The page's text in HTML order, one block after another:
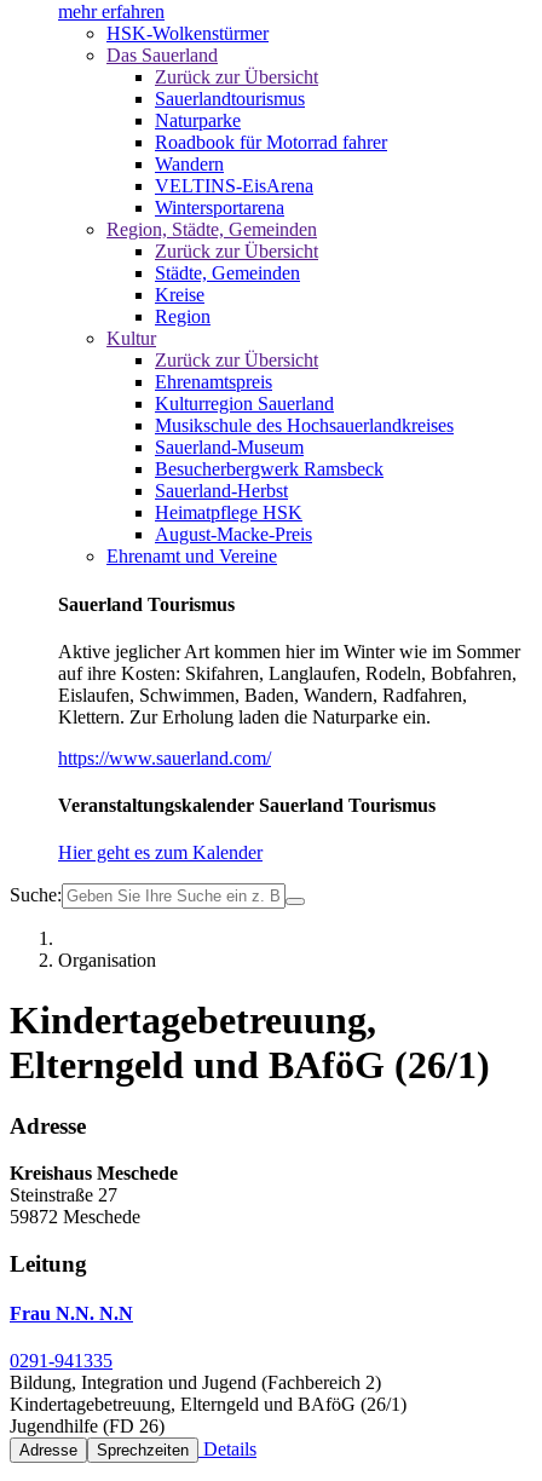
mehr erfahren
HSK-Wolkenstürmer
Das Sauerland
Zurück zur Übersicht
Sauerlandtourismus
Naturparke
Roadbook für Motorrad fahrer
Wandern
VELTINS-EisArena
Wintersportarena
Region, Städte, Gemeinden
Zurück zur Übersicht
Städte, Gemeinden
Kreise
Region
Kultur
Zurück zur Übersicht
Ehrenamtspreis
Kulturregion Sauerland
Musikschule des Hochsauerlandkreises
Sauerland-Museum
Besucherbergwerk Ramsbeck
Sauerland-Herbst
Heimatpflege HSK
August-Macke-Preis
Ehrenamt und Vereine
Sauerland Tourismus
Aktive jeglicher Art kommen hier im Winter wie im Sommer
auf ihre Kosten: Skifahren, Langlaufen, Rodeln, Bobfahren,
Eislaufen, Schwimmen, Baden, Wandern, Radfahren,
Klettern. Zur Erholung laden die Naturparke ein.
https://www.sauerland.com/
Veranstaltungskalender Sauerland Tourismus
Hier geht es zum Kalender
Suche:
Organisation
Kindertagebetreuung,
Elterngeld und BAföG (26/1)
Adresse
Kreishaus Meschede
Steinstraße 27
59872 Meschede
Leitung
Frau N.N. N.N
0291-941335
Bildung, Integration und Jugend (Fachbereich 2)
Kindertagebetreuung, Elterngeld und BAföG (26/1)
Jugendhilfe (FD 26)
Adresse Sprechzeiten Details